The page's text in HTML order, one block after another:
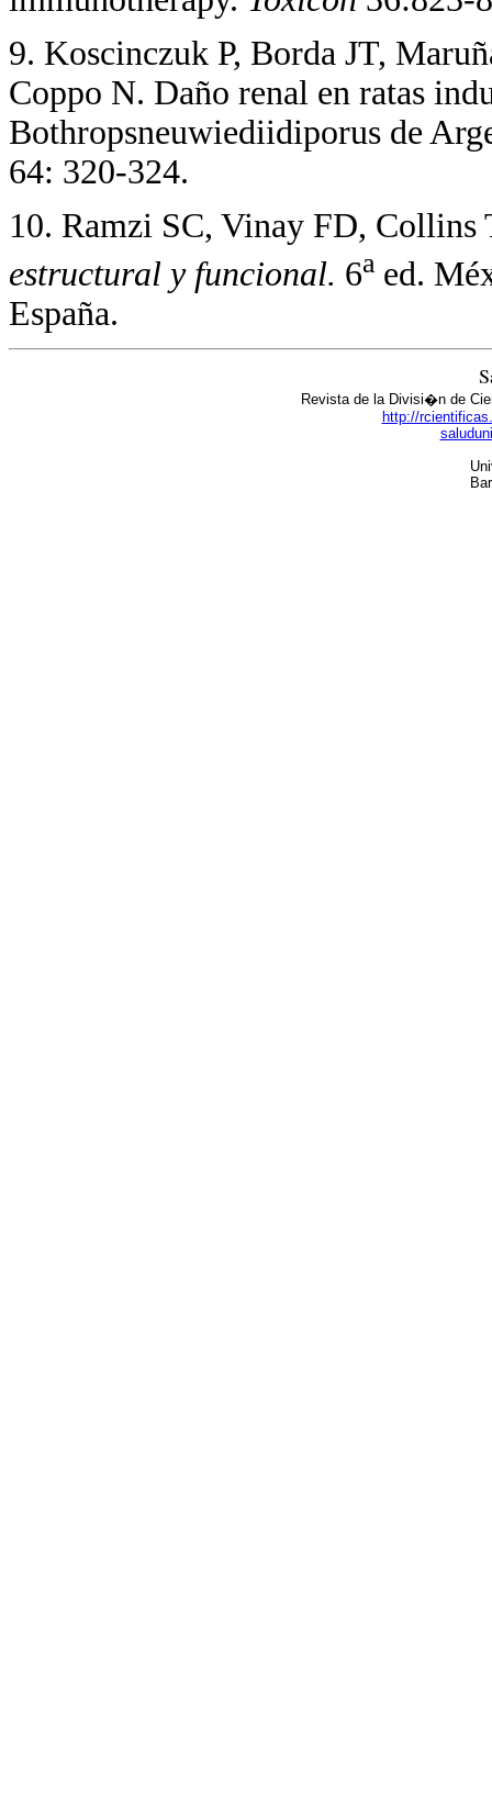
9. Koscinczuk P, Borda JT,
Coppo N. Daño renal en ratas
Bothropsneuwiediidiporus de
64: 320-324.
10. Ramzi SC, Vinay FD,
estructural y funcional. 6a ed.
España.
Revista de la Divisi�n de
http://